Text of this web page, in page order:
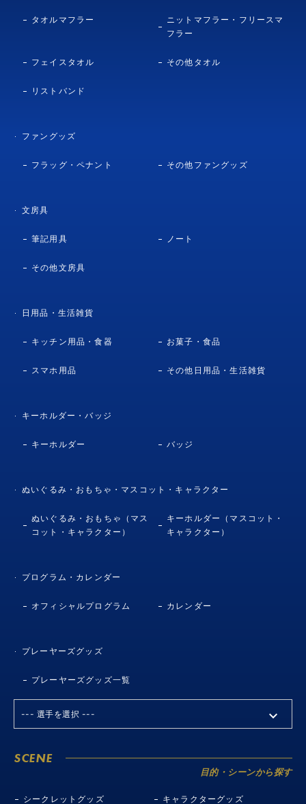
タオルマフラー
ニットマフラー・フリースマ
フラー
フェイスタオル その他タオル
リストバンド
ファングッズ
フラッグ・ペナント その他ファングッズ
文房具
筆記用具 ノート
その他文房具
日用品・生活雑貨
キッチン用品・食器 お菓子・食品
スマホ用品 その他日用品・生活雑貨
キーホルダー・バッジ
キーホルダー バッジ
ぬいぐるみ・おもちゃ・マスコット・キャラクター
ぬいぐるみ・おもちゃ（マス
コット・キャラクター）
キーホルダー（マスコット・
キャラクター）
プログラム・カレンダー
オフィシャルプログラム カレンダー
プレーヤーズグッズ
プレーヤーズグッズ一覧
SCENE
目的・シーンから探す
シークレットグッズ キャラクターグッズ